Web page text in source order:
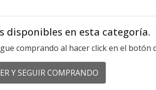
disponibles en esta categoría.
comprando al hacer click en el botón
Y SEGUIR COMPRANDO